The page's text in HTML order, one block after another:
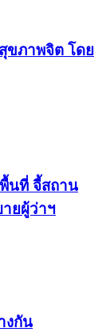
ขภาพจิต โดย
นที่ จี้สถาน
ยผู้ว่าฯ
งกัน